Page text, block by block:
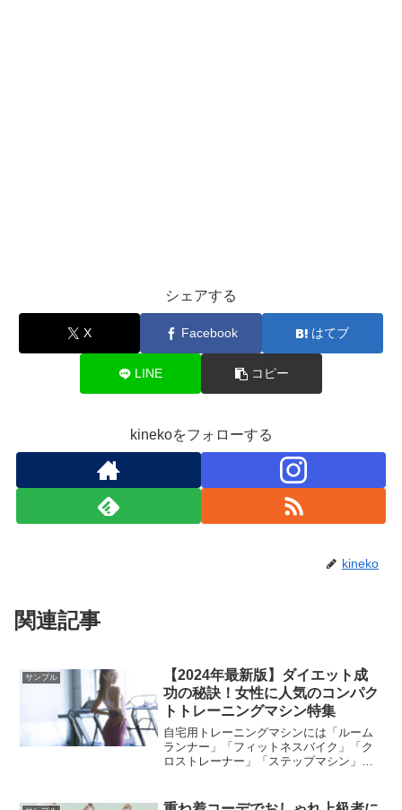
シェアする
X Facebook はてブ
LINE コピー
kinekoをフォローする
kineko
関連記事
サンプル
【2024年最新版】ダイエット成
功の秘訣！女性に人気のコンパク
トトレーニングマシン特集
自宅用トレーニングマシンには「ルーム
ランナー」「フィットネスバイク」「ク
ロストレーナー」「ステップマシン」な
デルなどを紹介します。